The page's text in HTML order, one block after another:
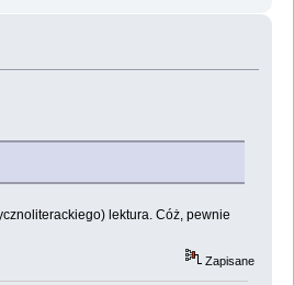
lektura. Cóż, pewnie
Zapisane